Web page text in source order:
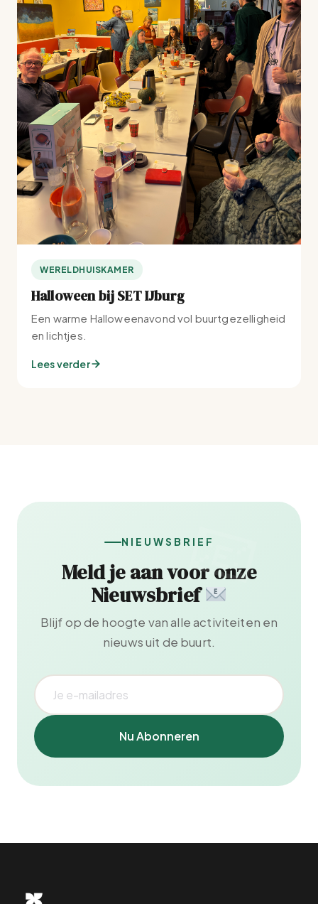
WERELDHUISKAMER
Halloween bij SET IJburg
Een warme Halloweenavond vol buurtgezelligheid
en lichtjes.
Lees verder
NIEUWSBRIEF
Meld je aan voor onze
Nieuwsbrief
Blijf op de hoogte van alle activiteiten en
nieuws uit de buurt.
Nu Abonneren